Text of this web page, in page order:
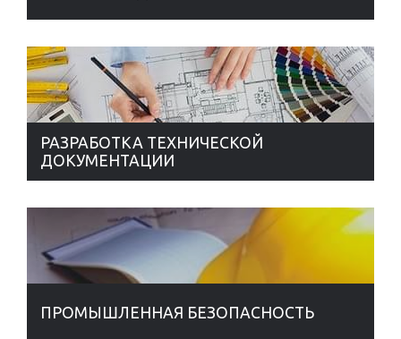
РАЗРАБОТКА ТЕХНИЧЕСКОЙ
ДОКУМЕНТАЦИИ
ПРОМЫШЛЕННАЯ БЕЗОПАСНОСТЬ